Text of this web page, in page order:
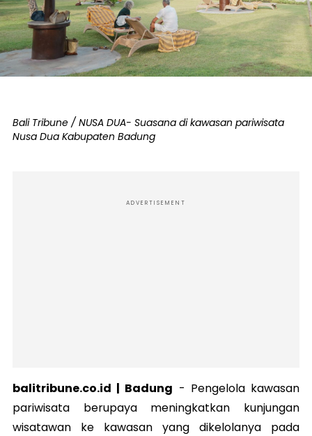
Bali Tribune / NUSA DUA- Suasana di kawasan pariwisata
Nusa Dua Kabupaten Badung
ADVERTISEMENT
balitribune.co.id | Badung - Pengelola kawasan
pariwisata berupaya meningkatkan kunjungan
wisatawan ke kawasan yang dikelolanya pada